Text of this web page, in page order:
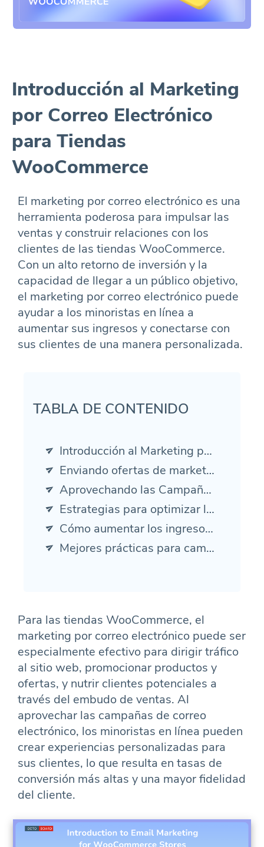
Introducción al Marketing
por Correo Electrónico
para Tiendas
WooCommerce
El marketing por correo electrónico es una
herramienta poderosa para impulsar las
ventas y construir relaciones con los
clientes de las tiendas WooCommerce.
Con un alto retorno de inversión y la
capacidad de llegar a un público objetivo,
el marketing por correo electrónico puede
ayudar a los minoristas en línea a
aumentar sus ingresos y conectarse con
sus clientes de una manera personalizada.
TABLA DE CONTENIDO
Introducción al Marketing por Correo Electrónico para Tiendas WooCommerce
Enviando ofertas de marketing por correo electrónico a los clientes de WooCommerce
Aprovechando las Campañas de Correo Electrónico para Actualizaciones de Productos
Estrategias para optimizar la rotación de la cesta de la compra en WooCommerce a través del marketing por correo electrónico
Cómo aumentar los ingresos con el marketing por correo electrónico para tiendas WooCommerce
Mejores prácticas para campañas exitosas de marketing por correo electrónico en WooCommerce
Para las tiendas WooCommerce, el
marketing por correo electrónico puede ser
especialmente efectivo para dirigir tráfico
al sitio web, promocionar productos y
ofertas, y nutrir clientes potenciales a
través del embudo de ventas. Al
aprovechar las campañas de correo
electrónico, los minoristas en línea pueden
crear experiencias personalizadas para
sus clientes, lo que resulta en tasas de
conversión más altas y una mayor fidelidad
del cliente.